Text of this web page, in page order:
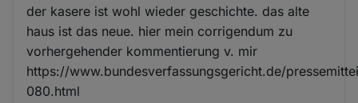
der kasere ist wohl wieder geschichte. das alte
haus ist das neue. hier mein corrigendum zu
vorhergehender kommentierung v. mir
https://www.bundesverfassungsgericht.de/
080.html